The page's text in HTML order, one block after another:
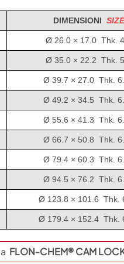
DIMENSIONI SIZE
Ø 26.0 × 17.0 Thk.
Ø 35.0 × 22.2 Thk.
Ø 39.7 × 27.0 Thk.
Ø 49.2 × 34.5 Thk.
Ø 55.6 × 41.3 Thk.
Ø 66.7 × 50.8 Thk.
Ø 79.4 × 60.3 Thk.
Ø 94.5 × 76.2 Thk.
Ø 123.8 × 101.6 Thk.
Ø 179.4 × 152.4 Thk.
FLON-CHEM® CAM